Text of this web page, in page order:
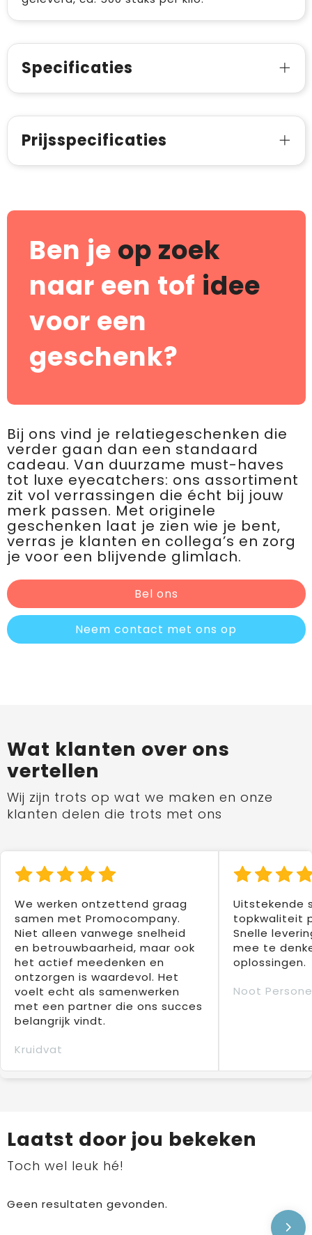
Specificaties
Prijsspecificaties
Ben je op zoek
naar een tof idee
voor een
geschenk?
Bij ons vind je relatiegeschenken die
verder gaan dan een standaard
cadeau. Van duurzame must-haves
tot luxe eyecatchers: ons assortiment
zit vol verrassingen die écht bij jouw
merk passen. Met originele
geschenken laat je zien wie je bent,
verras je klanten en collega’s en zorg
je voor een blijvende glimlach.
Bel ons
Neem contact met ons op
Wat klanten over ons
vertellen
Wij zijn trots op wat we maken en onze
klanten delen die trots met ons
We werken ontzettend graag
samen met Promocompany.
Niet alleen vanwege snelheid
en betrouwbaarheid, maar ook
het actief meedenken en
ontzorgen is waardevol. Het
voelt echt als samenwerken
met een partner die ons succes
belangrijk vindt.
Kruidvat
Uitstekende
topkwaliteit
Snelle
mee te
oplossingen.
Noot
Laatst door jou bekeken
Toch wel leuk hé!
Geen resultaten gevonden.